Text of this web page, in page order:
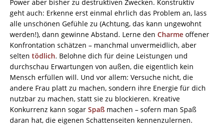
Power aber bisher zu destruktiven Zwecken. Konstruktiv
geht auch: Erkenne erst einmal ehrlich das Problem an, lass
alle unschönen Gefühle zu (Achtung, das kann ungewohnt
werden!), dann gewinne Abstand. Lerne den Charme offener
Konfrontation schätzen – manchmal unvermeidlich, aber
selten tödlich. Belohne dich für deine Leistungen und
durchschau Erwartungen von außen, die eigentlich kein
Mensch erfüllen will. Und vor allem: Versuche nicht, die
andere Frau platt zu machen, sondern ihre Energie für dich
nutzbar zu machen, statt sie zu blockieren. Kreative
Konkurrenz kann sogar Spaß machen – sofern man Spaß
daran hat, die eigenen Schattenseiten kennenzulernen.